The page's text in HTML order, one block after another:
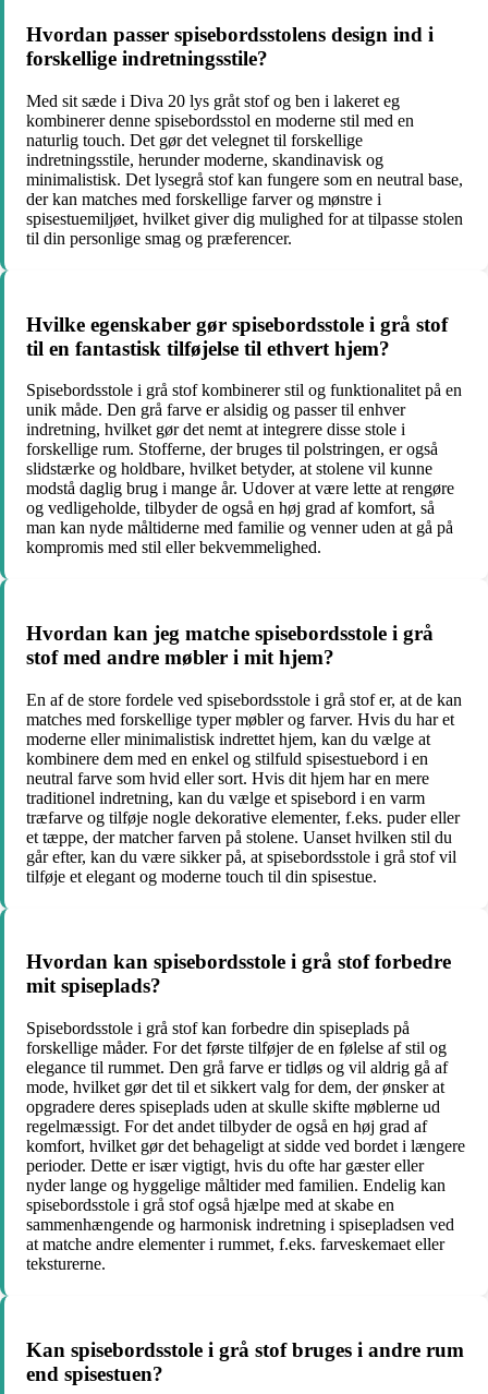
Hvordan passer spisebordsstolens design ind i
forskellige indretningsstile?
Med sit sæde i Diva 20 lys gråt stof og ben i lakeret eg
kombinerer denne spisebordsstol en moderne stil med en
naturlig touch. Det gør det velegnet til forskellige
indretningsstile, herunder moderne, skandinavisk og
minimalistisk. Det lysegrå stof kan fungere som en neutral base,
der kan matches med forskellige farver og mønstre i
spisestuemiljøet, hvilket giver dig mulighed for at tilpasse stolen
til din personlige smag og præferencer.
Hvilke egenskaber gør spisebordsstole i grå stof
til en fantastisk tilføjelse til ethvert hjem?
Spisebordsstole i grå stof kombinerer stil og funktionalitet på en
unik måde. Den grå farve er alsidig og passer til enhver
indretning, hvilket gør det nemt at integrere disse stole i
forskellige rum. Stofferne, der bruges til polstringen, er også
slidstærke og holdbare, hvilket betyder, at stolene vil kunne
modstå daglig brug i mange år. Udover at være lette at rengøre
og vedligeholde, tilbyder de også en høj grad af komfort, så
man kan nyde måltiderne med familie og venner uden at gå på
kompromis med stil eller bekvemmelighed.
Hvordan kan jeg matche spisebordsstole i grå
stof med andre møbler i mit hjem?
En af de store fordele ved spisebordsstole i grå stof er, at de kan
matches med forskellige typer møbler og farver. Hvis du har et
moderne eller minimalistisk indrettet hjem, kan du vælge at
kombinere dem med en enkel og stilfuld spisestuebord i en
neutral farve som hvid eller sort. Hvis dit hjem har en mere
traditionel indretning, kan du vælge et spisebord i en varm
træfarve og tilføje nogle dekorative elementer, f.eks. puder eller
et tæppe, der matcher farven på stolene. Uanset hvilken stil du
går efter, kan du være sikker på, at spisebordsstole i grå stof vil
tilføje et elegant og moderne touch til din spisestue.
Hvordan kan spisebordsstole i grå stof forbedre
mit spiseplads?
Spisebordsstole i grå stof kan forbedre din spiseplads på
forskellige måder. For det første tilføjer de en følelse af stil og
elegance til rummet. Den grå farve er tidløs og vil aldrig gå af
mode, hvilket gør det til et sikkert valg for dem, der ønsker at
opgradere deres spiseplads uden at skulle skifte møblerne ud
regelmæssigt. For det andet tilbyder de også en høj grad af
komfort, hvilket gør det behageligt at sidde ved bordet i længere
perioder. Dette er især vigtigt, hvis du ofte har gæster eller
nyder lange og hyggelige måltider med familien. Endelig kan
spisebordsstole i grå stof også hjælpe med at skabe en
sammenhængende og harmonisk indretning i spisepladsen ved
at matche andre elementer i rummet, f.eks. farveskemaet eller
teksturerne.
Kan spisebordsstole i grå stof bruges i andre rum
end spisestuen?